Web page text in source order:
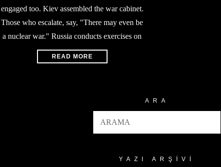
engaged too. Kiev assembled the war cabinet.
Those who escalate, say, "There may even be
a nuclear war." Russia conducts exercises on
READ MORE
ARA
YAZI ARŞIVI